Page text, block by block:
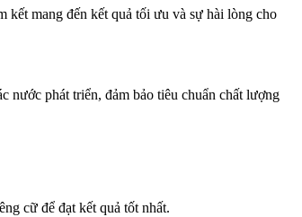
mang đến kết quả tối ưu và sự hài lòng cho
nước phát triển, đảm bảo tiêu chuẩn chất lượng
cữ để đạt kết quả tốt nhất.